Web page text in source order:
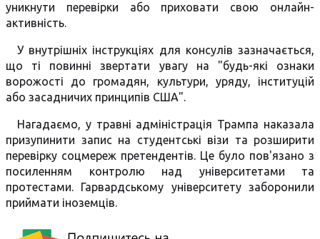
уникнути перевірки або приховати свою онлайн-
активність.
У внутрішніх інструкціях для консулів зазначається,
що ті повинні звертати увагу на "будь-які ознаки
ворожості до громадян, культури, уряду, інституцій
або засадничих принципів США".
Нагадаємо, у травні адміністрація Трампа наказала
призупинити запис на студентські візи та розширити
перевірку соцмереж претендентів. Це було пов'язано з
посиленням контролю над університетами та
протестами. Гарвардському університету заборонили
приймати іноземців.